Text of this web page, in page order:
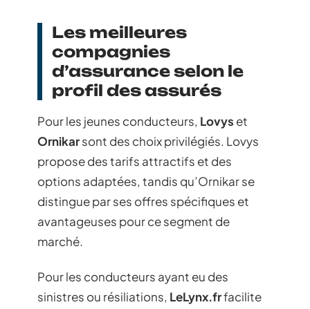
Les meilleures
compagnies
d’assurance selon le
profil des assurés
Pour les jeunes conducteurs, Lovys et
Ornikarsont des choix privilégiés. Lovys
propose des tarifs attractifs et des
options adaptées, tandis qu’Ornikar se
distingue par ses offres spécifiques et
avantageuses pour ce segment de
marché.
Pour les conducteurs ayant eu des
sinistres ou résiliations, LeLynx.frfacilite